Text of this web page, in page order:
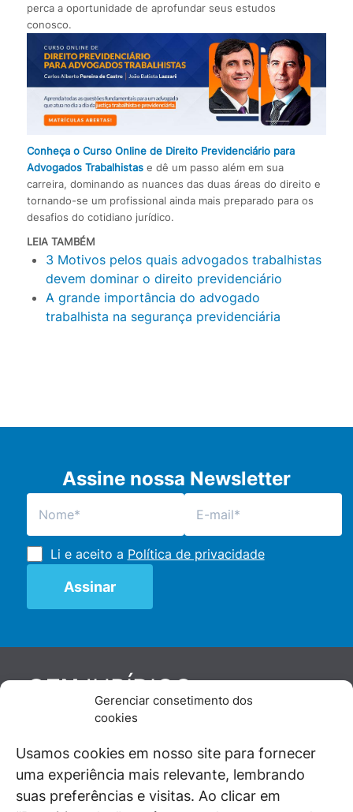
Gerenciar consetimento dos
cookies
Usamos cookies em nosso site para fornecer
uma experiência mais relevante, lembrando
suas preferências e visitas. Ao clicar em
perca a oportunidade de aprofundar seus estudos
conosco.
Conheça o Curso Online de Direito Previdenciário para
Advogados Trabalhistase dê um passo além em sua
carreira, dominando as nuances das duas áreas do direito e
tornando-se um profissional ainda mais preparado para os
desafios do cotidiano jurídico.
LEIA TAMBÉM
3 Motivos pelos quais advogados trabalhistas
devem dominar o direito previdenciário
A grande importância do advogado
trabalhista na segurança previdenciária
Assine nossa Newsletter
Li e aceito a Política de privacidade
GENJURÍDICO
De maneira independente, os autores e
juristas e doutrinadores nacionais, se posicionam
diante de questões relevantes do cotidiano e
universo jurídico.